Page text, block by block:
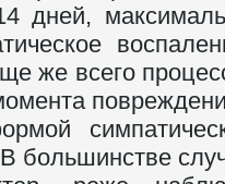
дней,
же всего
большинстве